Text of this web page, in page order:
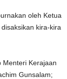
oleh Ketua
kira-kira
Menteri Kerajaan
Gunsalam;